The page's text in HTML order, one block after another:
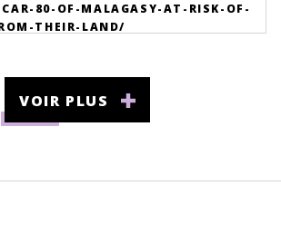
80-OF-MALAGASY-AT-RISK-OF-
THEIR-LAND/
VOIR PLUS